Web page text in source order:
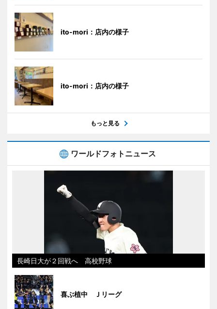
ito-mori：店内の様子
ito-mori：店内の様子
もっと見る
ワールドフォトニュース
長崎日大が２回戦へ 高校野球
喜ぶ植中 Ｊリーグ